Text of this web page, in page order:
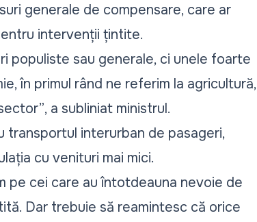
generale de compensare, care ar
intervenții țintite.
populiste sau generale, ci unele foarte
în primul rând ne referim la agricultură,
, a subliniat ministrul.
transportul interurban de pasageri,
cu venituri mai mici.
pe cei care au întotdeauna nevoie de
Dar trebuie să reamintesc că orice